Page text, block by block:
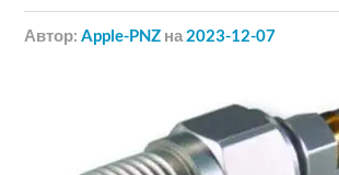
Автор:Apple-PNZ на 2023-12-07